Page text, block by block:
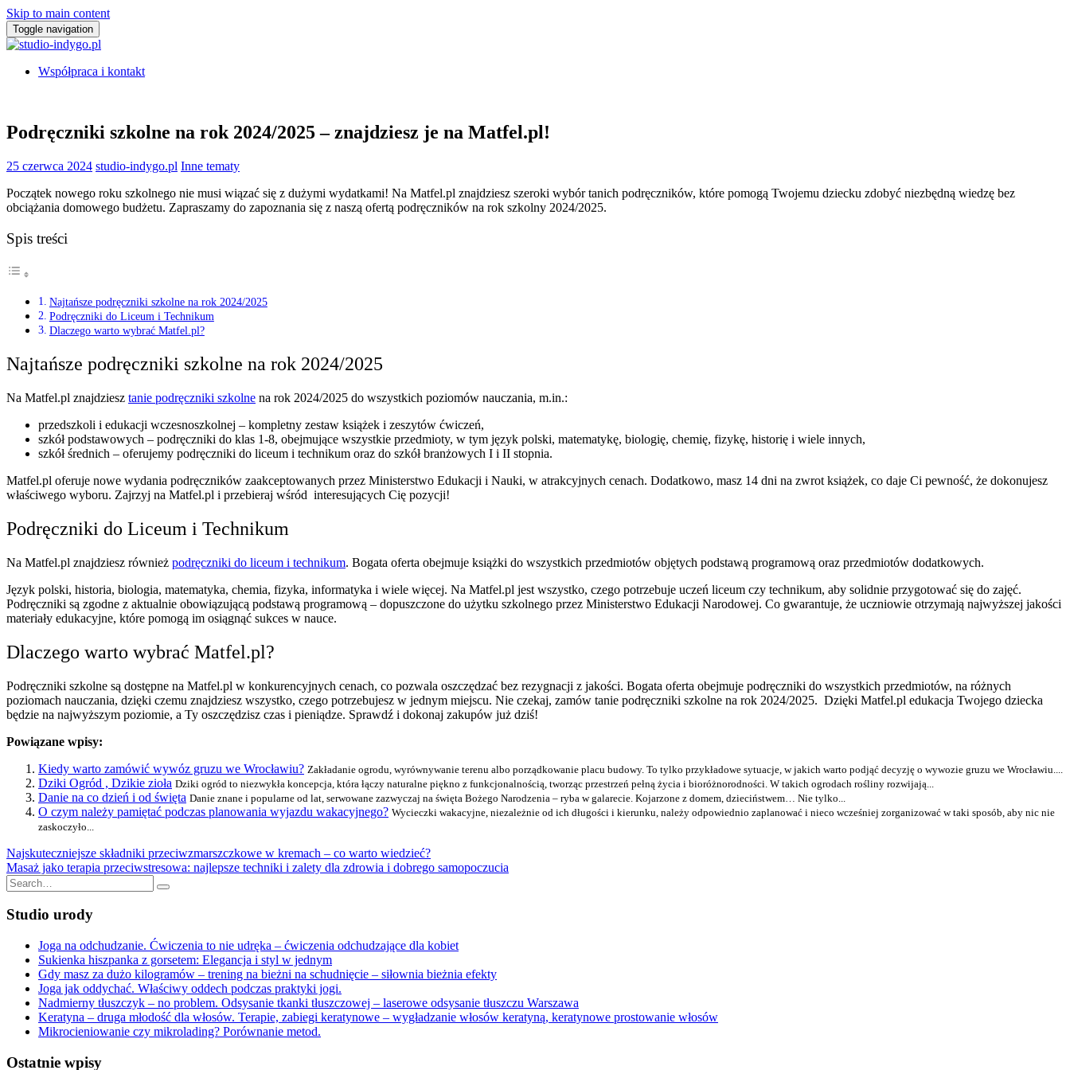
Skip to main content
Toggle navigation
Współpraca i kontakt
Podręczniki szkolne na rok 2024/2025 – znajdziesz je na Matfel.pl!
25 czerwca 2024 studio-indygo.pl Inne tematy
Początek nowego roku szkolnego nie musi wiązać się z dużymi wydatkami! Na Matfel.pl znajdziesz szeroki wybór tanich podręczników, które pomogą Twojemu dziecku zdobyć niezbędną wiedzę bez
obciążania domowego budżetu. Zapraszamy do zapoznania się z naszą ofertą podręczników na rok szkolny 2024/2025.
Spis treści
Najtańsze podręczniki szkolne na rok 2024/2025
Podręczniki do Liceum i Technikum
Dlaczego warto wybrać Matfel.pl?
Najtańsze podręczniki szkolne na rok 2024/2025
Na Matfel.pl znajdziesz tanie podręczniki szkolne na rok 2024/2025 do wszystkich poziomów nauczania, m.in.:
przedszkoli i edukacji wczesnoszkolnej – kompletny zestaw książek i zeszytów ćwiczeń,
szkół podstawowych – podręczniki do klas 1-8, obejmujące wszystkie przedmioty, w tym język polski, matematykę, biologię, chemię, fizykę, historię i wiele innych,
szkół średnich – oferujemy podręczniki do liceum i technikum oraz do szkół branżowych I i II stopnia.
Matfel.pl oferuje nowe wydania podręczników zaakceptowanych przez Ministerstwo Edukacji i Nauki, w atrakcyjnych cenach. Dodatkowo, masz 14 dni na zwrot książek, co daje Ci pewność, że dokonujesz
właściwego wyboru. Zajrzyj na Matfel.pl i przebieraj wśród interesujących Cię pozycji!
Podręczniki do Liceum i Technikum
Na Matfel.pl znajdziesz również podręczniki do liceum i technikum. Bogata oferta obejmuje książki do wszystkich przedmiotów objętych podstawą programową oraz przedmiotów dodatkowych.
Język polski, historia, biologia, matematyka, chemia, fizyka, informatyka i wiele więcej. Na Matfel.pl jest wszystko, czego potrzebuje uczeń liceum czy technikum, aby solidnie przygotować się do zajęć.
Podręczniki są zgodne z aktualnie obowiązującą podstawą programową – dopuszczone do użytku szkolnego przez Ministerstwo Edukacji Narodowej. Co gwarantuje, że uczniowie otrzymają najwyższej jakości
materiały edukacyjne, które pomogą im osiągnąć sukces w nauce.
Dlaczego warto wybrać Matfel.pl?
Podręczniki szkolne są dostępne na Matfel.pl w konkurencyjnych cenach, co pozwala oszczędzać bez rezygnacji z jakości. Bogata oferta obejmuje podręczniki do wszystkich przedmiotów, na różnych
poziomach nauczania, dzięki czemu znajdziesz wszystko, czego potrzebujesz w jednym miejscu. Nie czekaj, zamów tanie podręczniki szkolne na rok 2024/2025. Dzięki Matfel.pl edukacja Twojego dziecka
będzie na najwyższym poziomie, a Ty oszczędzisz czas i pieniądze. Sprawdź i dokonaj zakupów już dziś!
Powiązane wpisy:
Kiedy warto zamówić wywóz gruzu we Wrocławiu? Zakładanie ogrodu, wyrównywanie terenu albo porządkowanie placu budowy. To tylko przykładowe sytuacje, w jakich warto podjąć decyzję o wywozie gruzu we Wrocławiu....
Dziki Ogród , Dzikie zioła Dziki ogród to niezwykła koncepcja, która łączy naturalne piękno z funkcjonalnością, tworząc przestrzeń pełną życia i bioróżnorodności. W takich ogrodach rośliny rozwijają...
Danie na co dzień i od święta Danie znane i popularne od lat, serwowane zazwyczaj na święta Bożego Narodzenia – ryba w galarecie. Kojarzone z domem, dzieciństwem… Nie tylko...
O czym należy pamiętać podczas planowania wyjazdu wakacyjnego? Wycieczki wakacyjne, niezależnie od ich długości i kierunku, należy odpowiednio zaplanować i nieco wcześniej zorganizować w taki sposób, aby nic nie
zaskoczyło...
Nawigacja
wpisu
Najskuteczniejsze składniki przeciwzmarszczkowe w kremach – co warto wiedzieć?
Masaż jako terapia przeciwstresowa: najlepsze techniki i zalety dla zdrowia i dobrego samopoczucia
Search
for:
Studio urody
Joga na odchudzanie. Ćwiczenia to nie udręka – ćwiczenia odchudzające dla kobiet
Sukienka hiszpanka z gorsetem: Elegancja i styl w jednym
Gdy masz za dużo kilogramów – trening na bieżni na schudnięcie – siłownia bieżnia efekty
Joga jak oddychać. Właściwy oddech podczas praktyki jogi.
Nadmierny tłuszczyk – no problem. Odsysanie tkanki tłuszczowej – laserowe odsysanie tłuszczu Warszawa
Keratyna – druga młodość dla włosów. Terapie, zabiegi keratynowe – wygładzanie włosów keratyną, keratynowe prostowanie włosów
Mikrocieniowanie czy mikrolading? Porównanie metod.
Ostatnie wpisy